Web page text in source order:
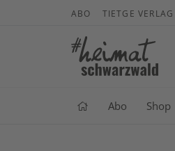
ABO TIETGE VERLAG
Abo Shop